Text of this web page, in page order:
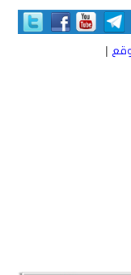
|